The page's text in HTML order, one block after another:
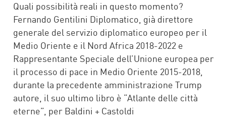
Quali possibilità reali in questo momento?
Fernando Gentilini Diplomatico, già direttore
generale del servizio diplomatico europeo per il
Medio Oriente e il Nord Africa 2018-2022 e
Rappresentante Speciale dell’Unione europea per
il processo di pace in Medio Oriente 2015-2018,
durante la precedente amministrazione Trump
autore, il suo ultimo libro è “Atlante delle città
eterne”, per Baldini + Castoldi